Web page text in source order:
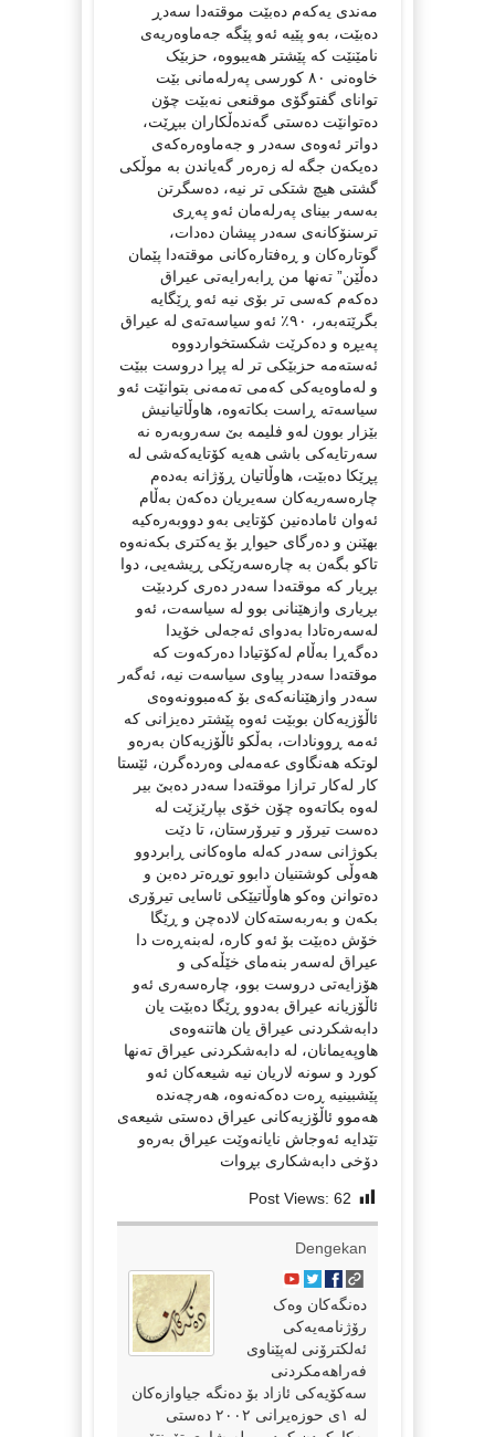
مەندی یەکەم دەبێت موقتەدا سەدڕ
دەبێت، بەو پێیە ئەو پێگە جەماوەریەی
نامێنێت کە پێشتر هەیبووە، حزبێک
خاوەنی ٨۰ کورسی پەرلەمانی بێت
توانای گفتوگۆی موقنعی نەبێت چۆن
دەتوانێت دەستی گەندەڵکاران ببڕێت،
دواتر ئەوەی سەدر و جەماوەرەکەی
دەیکەن جگە لە زەرەر گەیاندن بە موڵکی
گشتی هیچ شتکی تر نیە، دەسگرتن
بەسەر بینای پەرلەمان ئەو پەڕی
ترسنۆکانەی سەدر پیشان دەدات،
گوتارەکان و ڕەفتارەکانی موقتەدا پێمان
دەڵێن” تەنها من ڕابەرایەتی عیراق
دەکەم کەسی تر بۆی نیە ئەو ڕێگایە
بگرێتەبەر، ٩٠٪ ئەو سیاسەتەی لە عیراق
پەیڕە و دەکرێت شکستخواردووە
ئەستەمە حزبێکی تر لە پڕا دروست ببێت
و لەماوەیەکی کەمی تەمەنی بتوانێت ئەو
سیاسەتە ڕاست بکاتەوە، هاوڵاتیانیش
بێزار بوون لەو فلیمە بێ سەروبەرە نە
سەرتایەکی باشی هەیە کۆتایەکەشی لە
پڕێکا دەبێت، هاوڵاتیان ڕۆژانە بەدەم
چارەسەریەکان سەیریان دەکەن بەڵام
ئەوان ئامادەنین کۆتایی بەو دووبەرەکیە
بهێنن و دەرگای حیواڕ بۆ یەکتری بکەنەوە
تاکو بگەن بە چارەسەرێکی ڕیشەیی، دوا
بڕیار کە موقتەدا سەدر دەری کردبێت
بڕیاری وازهێنانی بوو لە سیاسەت، ئەو
لەسەرەتادا بەدوای ئەجەلی خۆیدا
دەگەڕا بەڵام لەکۆتیادا دەرکەوت کە
موقتەدا سەدر پیاوی سیاسەت نیە، ئەگەر
سەدر وازهێنانەکەی بۆ کەمبوونەوەی
ئاڵۆزیەکان بوبێت ئەوە پێشتر دەیزانی کە
ئەمە ڕوونادات، بەڵکو ئاڵۆزیەکان بەرەو
لوتکە هەنگاوی عەمەلی وەردەگرن، ئێستا
کار لەکار ترازا موقتەدا سەدر دەبێ بیر
لەوە بکاتەوە چۆن خۆی بپارێزێت لە
دەست تیرۆر و تیرۆرستان، تا دێت
بکوژانی سەدر کەلە ماوەکانی ڕابردوو
هەوڵی کوشتنیان دابوو توڕەتر دەبن و
دەتوانن وەکو هاوڵاتیێکی ئاسایی تیرۆری
بکەن و بەربەستەکان لادەچن و ڕێگا
خۆش دەبێت بۆ ئەو کارە، لەبنەڕەت دا
عیراق لەسەر بنەمای خێڵەکی و
هۆزایەتی دروست بوو، چارەسەری ئەو
ئاڵۆزیانە عیراق بەدوو ڕێگا دەبێت یان
دابەشکردنی عیراق یان هاتنەوەی
هاوپەیمانان، لە دابەشکردنی عیراق تەنها
کورد و سونە لاریان نیە شیعەکان ئەو
پێشبینیە ڕەت دەکەنەوە، هەرچەندە
هەموو ئاڵۆزیەکانی عیراق دەستی شیعەی
تێدایە ئەوجاش نایانەوێت عیراق بەرەو
دۆخی دابەشکاری بڕوات
Post Views: 62
Dengekan
دەنگەکان وەک
رۆژنامەیەکی
ئەلکترۆنی لەپێناوی
فەراهەمکردنی
سەکۆیەکی ئازاد بۆ دەنگە جیاوازەکان
لە ١ی حوزەیرانی ٢٠٠٢ دەستی